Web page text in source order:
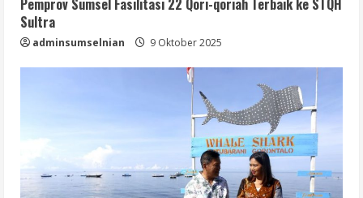
Pemprov Sumsel Fasilitasi 22 Qori-qoriah Terbaik ke STQH
Sultra
adminsumselnian 9 Oktober 2025